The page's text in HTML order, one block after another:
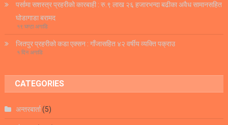
पर्सामा सशस्त्र प्रहरीको कारबाही : रु.९ लाख २६ हजारभन्दा बढीका अवैध सामानसहित
घोडागाडा बरामद
१९ घण्टा अगाडि
जितपुर प्रहरीको कडा एक्सन : गाँजासहित ४२ वर्षीय व्यक्ति पक्राउ
१ दिन अगाडि
CATEGORIES
अन्तरबार्ता(5)